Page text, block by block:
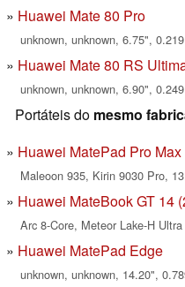
Huawei Mate 80 Pro
unknown, unknown, 6.75",
Huawei Mate 80 RS
unknown, unknown, 6.90",
Portáteis do mesmo
Huawei MatePad Pro
Maleoon 935, Kirin 9030 Pro,
Huawei MateBook GT 14
Arc 8-Core, Meteor Lake-H
Huawei MatePad Edge
unknown, unknown, 14.20",